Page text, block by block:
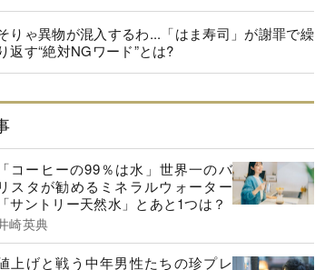
りゃ異物が混入するわ...「はま寿司」が謝罪で繰
り返す“絶対NGワード”とは?
「コーヒーの99％は水」世界一のバ
リスタが勧めるミネラルウォーター
「サントリー天然水」とあと1つは？
崎英典
上げと戦う中年男性たちの珍プレ